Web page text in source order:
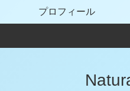
プロフィール